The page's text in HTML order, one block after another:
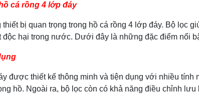
cá rồng 4 lớp đáy
bị quan trọng trong hồ cá rồng 4 lớp đáy. Bộ lọc
độc hại trong nước. Dưới đây là những đặc điểm nổi
thiết kế thông minh và tiện dụng với nhiều tính
hồ. Ngoài ra, bộ lọc còn có khả năng điều chỉnh